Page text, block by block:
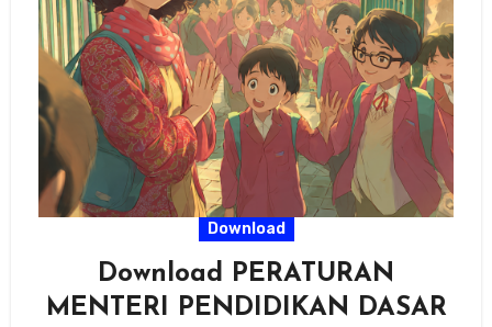
Download
Download PERATURAN
MENTERI PENDIDIKAN DASAR